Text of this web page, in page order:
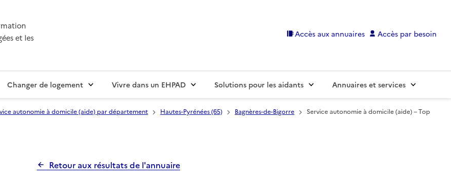
et les
Accès aux annuaires Accès par besoin
Changer de logement Vivre dans un EHPAD Solutions pour les aidants Annuaires et services
autonomie à domicile (aide) par département Hautes-Pyrénées (65) Bagnères-de-Bigorre
Service autonomie à domicile (aide) – Top
Retour aux résultats de l'annuaire